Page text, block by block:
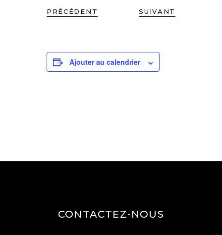
PRÉCÉDENT SUIVANT
Ajouter au calendrier
CONTACTEZ-NOUS